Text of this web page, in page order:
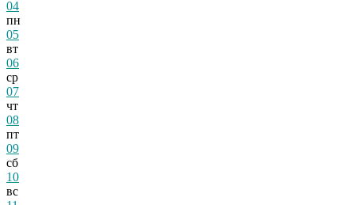
04
пн
05
вт
06
ср
07
чт
08
пт
09
сб
10
вс